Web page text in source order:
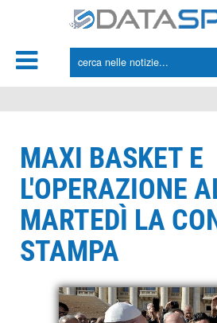
MAXI BASKET E
L'OPERAZIONE
MARTEDÌ LA
STAMPA